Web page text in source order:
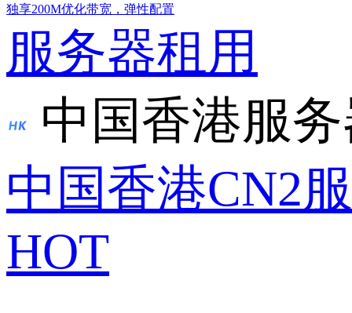
独享200M优化带宽，弹性配置
服务器租用
中国香港服
中国香港CN2
HOT